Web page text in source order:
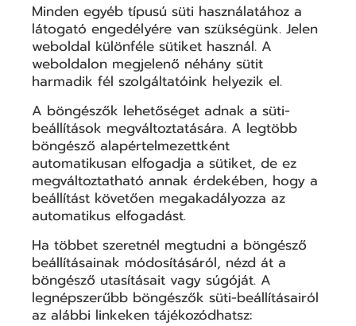
Minden egyéb típusú süti használatához a
látogató engedélyére van szükségünk. Jelen
weboldal különféle sütiket használ. A
weboldalon megjelenő néhány sütit
harmadik fél szolgáltatóink helyezik el.
A böngészők lehetőséget adnak a süti-
beállítások megváltoztatására. A legtöbb
böngésző alapértelmezettként
automatikusan elfogadja a sütiket, de ez
megváltoztatható annak érdekében, hogy a
beállítást követően megakadályozza az
automatikus elfogadást.
Ha többet szeretnél megtudni a böngésző
beállításainak módosításáról, nézd át a
böngésző utasításait vagy súgóját. A
legnépszerűbb böngészők süti-beállításairól
az alábbi linkeken tájékozódhatsz: